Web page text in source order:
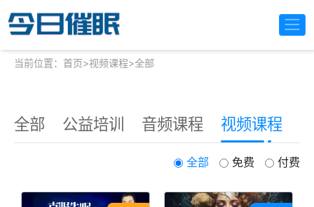
当前位置： 首页>视频课程>全部
全部 公益培训 音频课程 视频课程
付费
免费
全部